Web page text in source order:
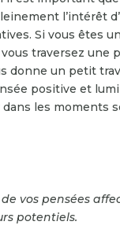
l’intérêt
Si vous êtes
traversez une
donne un petit
positive et
dans les moments
vos pensées
potentiels.